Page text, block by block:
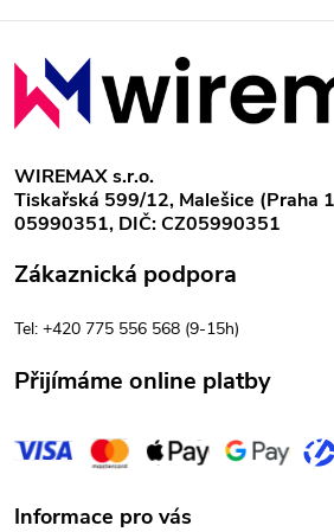
p
r
v
k
y
v
ý
p
i
s
u
Z
á
p
a
WIREMAX s.r.o.
Tiskařská 599/12, Malešice (Praha
05990351, DIČ: CZ05990351
Zákaznická podpora
Tel: +420 775 556 568 (9-15h)
Přijímáme online platby
Informace pro vás